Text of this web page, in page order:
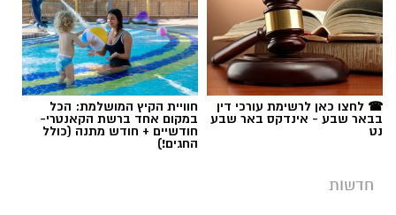
☎ לחצו כאן לרשימת עורכי דין
בבאר שבע - אינדקס באר שבע
נט
חוויית הקיץ המושלמת: הכל
במקום אחד ברשת הקאנטרי-
חודשיים + חודש מתנה (כולל
החגים!)
חדשות
הכלבה איקרה הריחה: 1.6 ק"ג קריסטל
בית קמה